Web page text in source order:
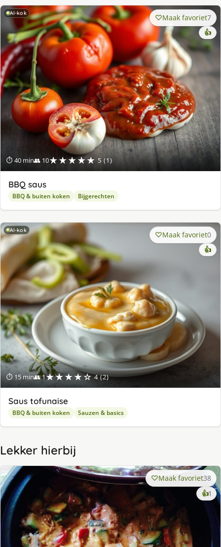
AI-kok
⏱ 40 min👥 10★★★★★ 5 (1)
Maak favoriet7
👍
BBQ saus
BBQ & buiten koken Bijgerechten
AI-kok
⏱ 15 min👥 1★★★★☆ 4 (2)
Maak favoriet0
👍
Saus tofunaise
BBQ & buiten koken Sauzen & basics
Lekker hierbij
Maak favoriet38
👍1